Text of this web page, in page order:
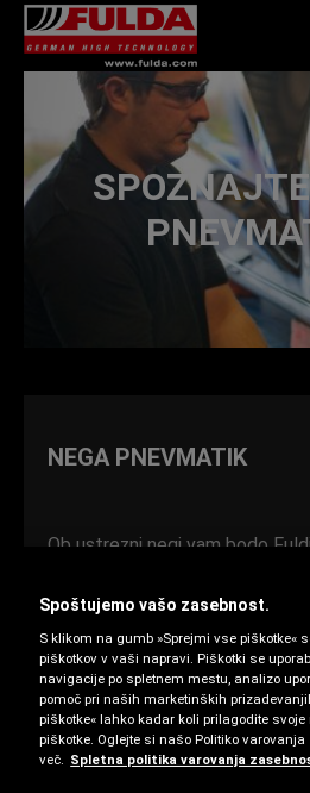
NEGA PNEVMATIK
Ob ustrezni negi vam bodo
Pnevmatike se obrabljajo
preprosto ugotoviti, kdaj so
varnosti. Ob upoštevanju teh
pregledi in vzdrževanjem
pnevmatik opazili, še preden bi
Spoštujemo vašo zasebnost.
S klikom na gumb »Sprejmi vse piškotke«
piškotkov v vaši napravi. Piškotki se
navigacije po spletnem mestu, analizo
pomoč pri naših marketinških
piškotke« lahko kadar koli prilagodite
piškotke. Oglejte si našo Politiko varovanja
več. Spletna politika varovanja